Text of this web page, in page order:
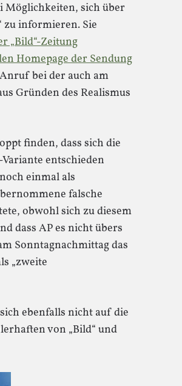
Möglichkeiten, sich über
zu informieren. Sie
„Bild“-Zeitung
Homepage der Sendung
bei der auch am
Gründen des Realismus
finden, dass sich die
entschieden
einmal als
falsche
obwohl sich zu diesem
dass AP es nicht übers
Sonntagnachmittag das
„zweite
ebenfalls nicht auf die
von „Bild“ und